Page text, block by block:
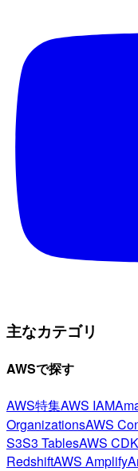
主なカテゴリ
AWSで探す
AWS特集AWS IAM
OrganizationsAWS
S3S3 TablesAWS CDK
RedshiftAWS Amplify